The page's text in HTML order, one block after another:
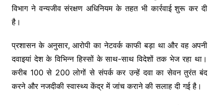
विभाग नेवन्यजीव संरक्षण अधिनियमके तहत भी कार्रवाई शुरू कर दी
है।
प्रशासन के अनुसार, आरोपी का नेटवर्क काफी बड़ा था और वह अपनी
दवाइयां देश के विभिन्न हिस्सों के साथ-साथ विदेशों तक भेज रहा था।
करीब 100 से 200 लोगों से संपर्क कर उन्हें दवा का सेवन तुरंत बंद
करने और नजदीकी स्वास्थ्य केंद्र में जांच कराने की सलाह दी गई है।